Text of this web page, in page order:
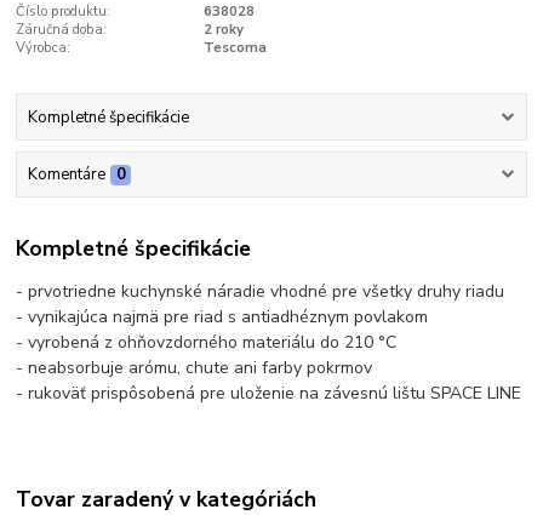
Číslo produktu:
638028
Záručná doba:
2 roky
Výrobca:
Tescoma
Kompletné špecifikácie
Komentáre 0
Kompletné špecifikácie
- prvotriedne kuchynské náradie vhodné pre všetky druhy riadu
- vynikajúca najmä pre riad s antiadhéznym povlakom
- vyrobená z ohňovzdorného materiálu do 210 °C
- neabsorbuje arómu, chute ani farby pokrmov
- rukoväť prispôsobená pre uloženie na závesnú lištu SPACE LINE
Tovar zaradený v kategóriách